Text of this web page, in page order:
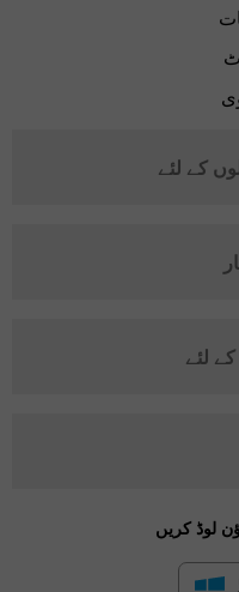
کے لئے
لئے
لوڈ کریں